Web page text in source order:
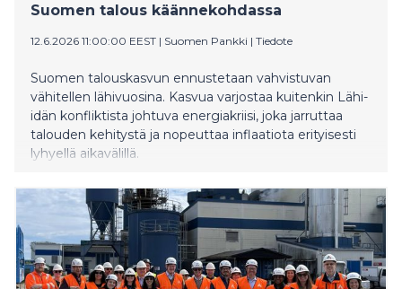
Suomen talous käännekohdassa
12.6.2026 11:00:00 EEST | Suomen Pankki | Tiedote
Suomen talouskasvun ennustetaan vahvistuvan
vähitellen lähivuosina. Kasvua varjostaa kuitenkin Lähi-
idän konfliktista johtuva energiakriisi, joka jarruttaa
talouden kehitystä ja nopeuttaa inflaatiota erityisesti
lyhyellä aikavälillä.